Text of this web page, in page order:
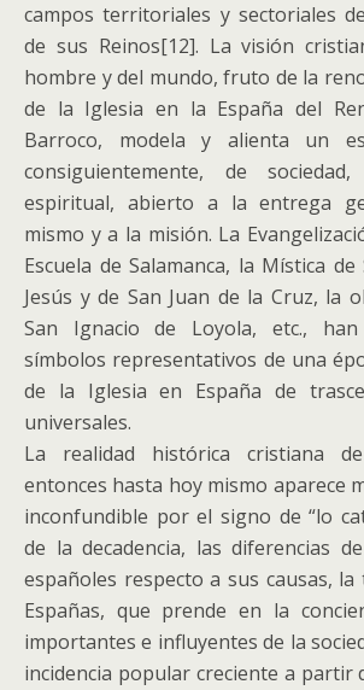
campos territoriales y sectoriales
de sus Reinos[12]. La visión
hombre y del mundo, fruto de la
de la Iglesia en la España del
Barroco, modela y alienta un
consiguientemente, de sociedad,
espiritual, abierto a la entrega
mismo y a la misión. La
Escuela de Salamanca, la Mística
Jesús y de San Juan de la Cruz, la
San Ignacio de Loyola, etc., han
símbolos representativos de una
de la Iglesia en España de
universales.
La realidad histórica cristiana
entonces hasta hoy mismo aparece
inconfundible por el signo de “lo
de la decadencia, las diferencias
españoles respecto a sus causas,
Españas, que prende en la
importantes e influyentes de la
incidencia popular creciente a partir